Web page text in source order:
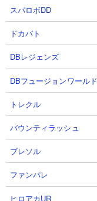
２．進撃のブラ
クとネコオドラマ
【出撃メンバー】
【攻略概要】
「にゃんこ大戦争攻略
イテム。にゃんコンボ
イキックとネコオドラ
略。ネコオドラマンサ
っています。
スパロボDD
ドカバト
DBレジェンズ
DBフュージョンワールド
トレクル
バウンティラッシュ
ブレソル
ファンパレ
ヒロアカUR